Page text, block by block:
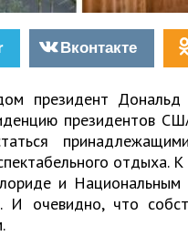
Вконтакте
президент Дональд
президентов
отдыха.
и Национальным
очевидно, что